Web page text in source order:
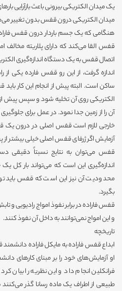
یک میدان الکتریکی‌ بیرونی باعث بازآرایی
میدان الکتریکی درون قفس بدون تغییر
هنگامی که یک جسم باردار درون قفس
قفس القا می‌کند که دارای پلاریته مخالف
اتصال قفس به یک دستگاه اندازه‌گیری
اندازه گرفت، از این رو قفس فارده یکی از
ساکن است. البته پیش از انجام این کار
الکتریکی روی آن تخلیه شود و سپس پیش از
آن را از زمین جدا نمود. در عمل برای
خارجی لازم است قفس اصلی در درون یک
آزمایش اگر ژرفای قفس اصلی خیلی بیشتر از
قفس می‌توان به نتایج نسبتاً دقیقی
اندازه‌گیری این است که می‌تواند بار کل یک
محدودیت آن نیز این است که قفس باید
بگیرد.
قفس فاراده در برابر نفوذ امواج رادیویی و
و این امواج نمی‌توانند به داخل آن نفوذ کنند.
تاریخچه
او آزمایش‌های خود را بر مبنای کارهای
فرانکلین انجام داد و این نظریه را بیان
طبیعی از اطراف یک ماده رسانا گذر می‌کنند